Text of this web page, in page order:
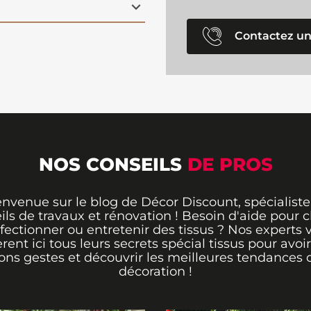
Contactez
NOS CONSEILS DE PROS
sur le blog de Décor Discount,
de travaux et rénovation ! Besoin d'aide pour
ou entretenir des tissus ? Nos experts
ici tous leurs secrets spécial tissus pour
gestes et découvrir les meilleures tendances
décoration !